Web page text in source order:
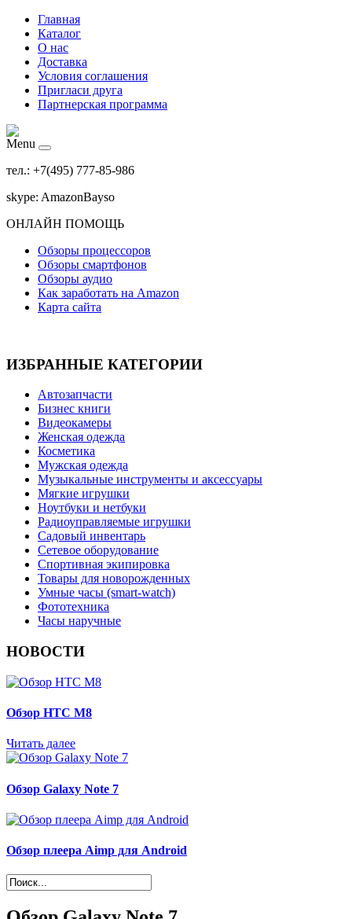
Главная
Каталог
О нас
Доставка
Условия соглашения
Пригласи друга
Партнерская программа
Menu
тел.: +7(495) 777-85-986
skype: AmazonBayso
ОНЛАЙН ПОМОЩЬ
Обзоры процессоров
Обзоры смартфонов
Обзоры аудио
Как заработать на Amazon
Карта сайта
ИЗБРАННЫЕ КАТЕГОРИИ
Автозапчасти
Бизнес книги
Видеокамеры
Женская одежда
Косметика
Мужская одежда
Музыкальные инструменты и аксессуары
Мягкие игрушки
Ноутбуки и нетбуки
Радиоуправляемые игрушки
Садовый инвентарь
Сетевое оборудование
Спортивная экипировка
Товары для новорожденных
Умные часы (smart-watch)
Фототехника
Часы наручные
НОВОСТИ
Обзор НТС М8
Читать далее
Обзор Galaxy Note 7
Обзор плеера Aimp для Android